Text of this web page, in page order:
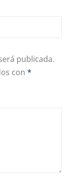
publicada.
con *